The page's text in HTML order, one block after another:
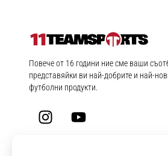
11teamsports.bg
Повече от 16 години ние сме ваши
представяйки ви най-добрите и най-
футболни продукти.
InstagramYouTube